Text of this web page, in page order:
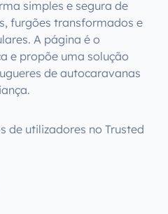
simples e segura de
furgões transformados e
A página é o
e propõe uma solução
de autocaravanas
de utilizadores no Trusted